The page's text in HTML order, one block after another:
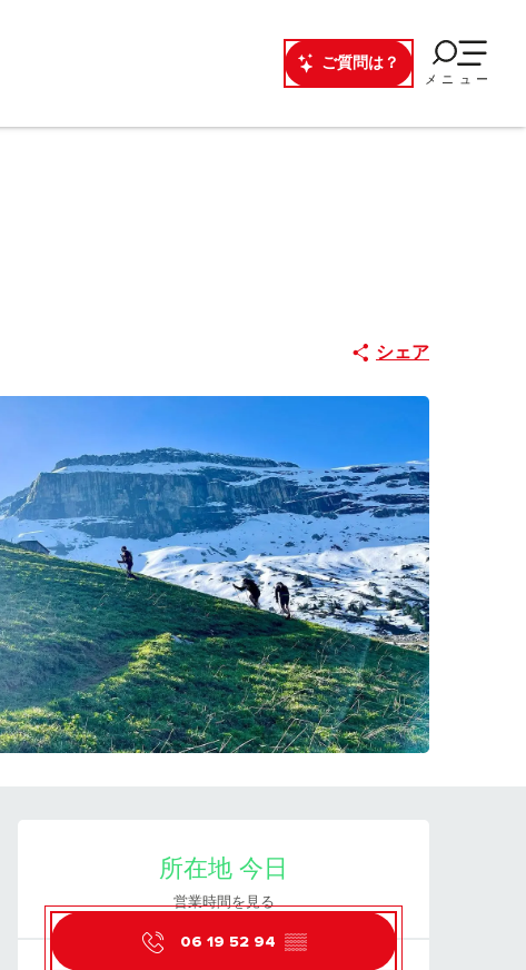
ご質問は？
メニュー
シェア
営業時間と連絡先
所在地 今日
営業時間を見る
06 19 52 94 ▒▒